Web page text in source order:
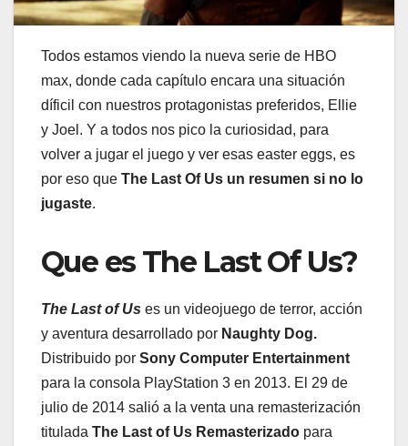
Todos estamos viendo la nueva serie de HBO
max, donde cada capítulo encara una situación
díficil con nuestros protagonistas preferidos, Ellie
y Joel. Y a todos nos pico la curiosidad, para
volver a jugar el juego y ver esas easter eggs, es
por eso que The Last Of Us un resumen si no lo
jugaste.
Que es The Last Of Us?
The Last of Us es un videojuego de terror, acción
y aventura desarrollado por Naughty Dog.
Distribuido por Sony Computer Entertainment
para la consola PlayStation 3 en 2013. El 29 de
julio de 2014 salió a la venta una remasterización
titulada The Last of Us Remasterizado para